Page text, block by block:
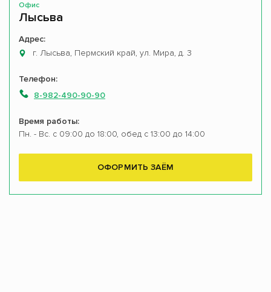
Офис
Лысьва
Адрес:
г. Лысьва, Пермский край, ул. Мира, д. 3
Телефон:
8-982-490-90-90
Время работы:
Пн. - Вс. с 09:00 до 18:00, обед с 13:00 до 14:00
ОФОРМИТЬ ЗАЁМ